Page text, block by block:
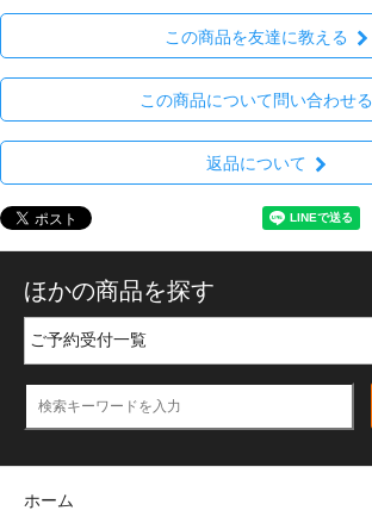
この商品を友達に教える
この商品について問い合わせる
返品について
ほかの商品を探す
ホーム